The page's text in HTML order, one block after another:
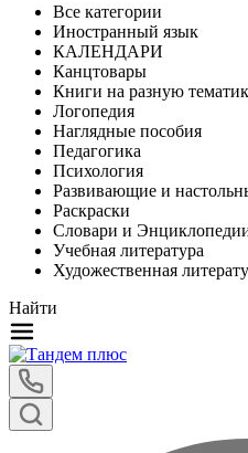
Все категории
Иностранный язык
КАЛЕНДАРИ
Канцтовары
Книги на разную
Логопедия
Наглядные пособия
Педагогика
Психология
Развивающие и
Раскраски
Словари и
Учебная литература
Художественная
Найти